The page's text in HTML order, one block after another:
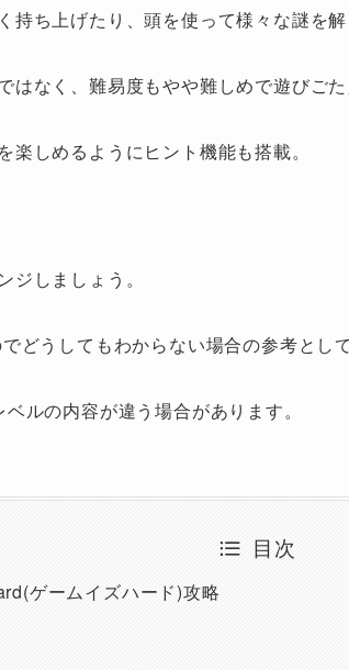
持ち上げたり、頭を使って様々な謎を解
はなく、難易度もやや難しめで遊びご
楽しめるようにヒント機能も搭載。
ジしましょう。
どうしてもわからない場合の参考とし
ルの内容が違う場合があります。
目次
ゲームイズハード)攻略